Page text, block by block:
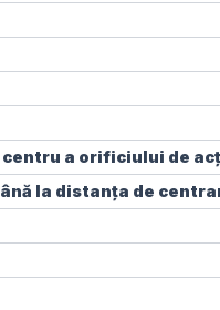
a orificiului de
la distanța de